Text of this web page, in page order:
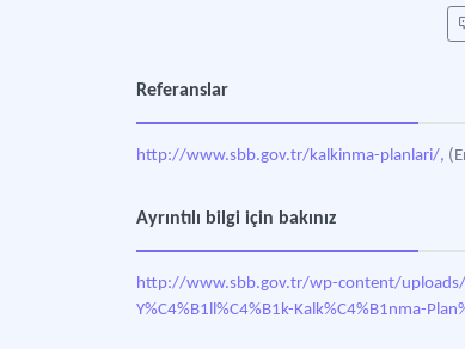
Referanslar
http://www.sbb.gov.tr/kalkinma-planlari/,
Ayrıntılı bilgi için bakınız
http://www.sbb.gov.tr/wp-content/uploads/
Y%C4%B1ll%C4%B1k-Kalk%C4%B1nma-